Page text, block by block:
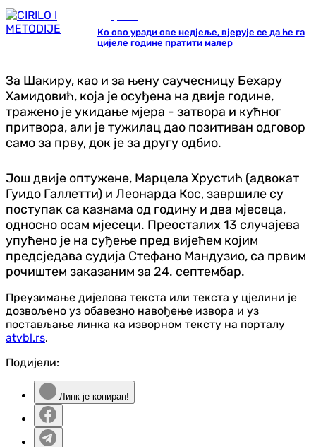
Ко ово уради ове недјеље, вјерује се да ће га
цијеле године пратити малер
За Шакиру, као и за њену саучесницу Бехару
Хамидовић, која је осуђена на двије године,
тражено је укидање мјера - затвора и кућног
притвора, али је тужилац дао позитиван одговор
само за прву, док је за другу одбио.
Још двије оптужене, Марцела Хрустић (адвокат
Гуидо Галлетти) и Леонарда Кос, завршиле су
поступак са казнама од годину и два мјесеца,
односно осам мјесеци. Преосталих 13 случајева
упућено је на суђење пред вијећем којим
предсједава судија Стефано Мандузио, са првим
рочиштем заказаним за 24. септембар.
Преузимање дијелова текста или текста у цјелини је
дозвољено уз обавезно навођење извора и уз
постављање линка ка изворном тексту на порталу
atvbl.rs.
Подијели:
Линк је копиран!